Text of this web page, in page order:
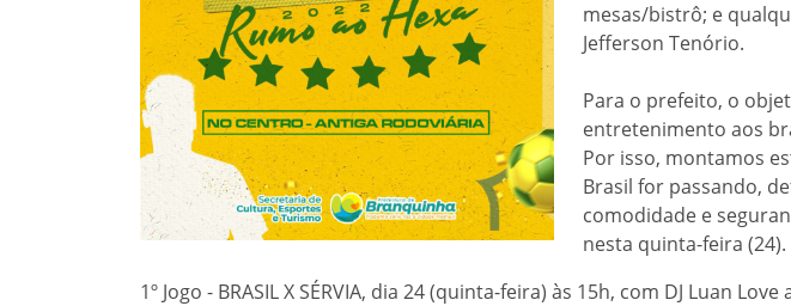
mesas/bistrô; e
Jefferson Tenório.
Para o prefeito, o
entretenimento aos
Por isso, montamos
Brasil for passando,
comodidade e
nesta quinta-feira
1º Jogo - BRASIL X SÉRVIA, dia 24 (quinta-feira) às 15h, com DJ Luan